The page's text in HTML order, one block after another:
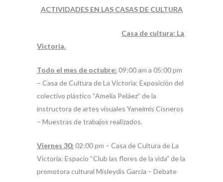
ACTIVIDADES EN LAS CASAS DE CULTURA
Casa de cultura: La
Victoria.
Todo el mes de octubre: 09:00 am a 05:00 pm
– Casa de Cultura de La Victoria: Exposición del
colectivo plástico “Amelia Peláez” de la
instructora de artes visuales Yaneimis Cisneros
– Muestras de trabajos realizados.
Viernes 30: 02:00 pm – Casa de Cultura de La
Victoria: Espacio “Club las flores de la vida” de la
promotora cultural Misleydis García – Debate